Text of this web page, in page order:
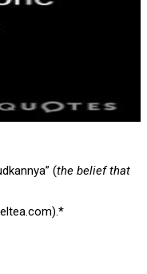
(the belief that